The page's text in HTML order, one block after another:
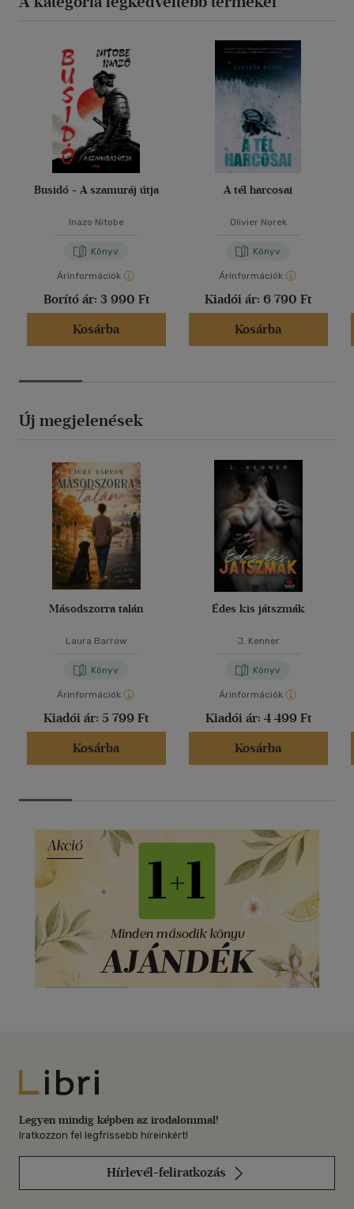
Busidó - A szamuráj útja
Inazo Nitobe
Könyv
Árinformációk
Borító ár: 3 990 Ft
Kosárba
A tél harcosai
Olivier Norek
Könyv
Árinformációk
Kiadói ár: 6 790 Ft
Kosárba
Új megjelenések
Másodszorra talán
Laura Barrow
Könyv
Árinformációk
Kiadói ár: 5 799 Ft
Kosárba
Édes kis játszmák
J. Kenner
Könyv
Árinformációk
Kiadói ár: 4 499 Ft
Kosárba
Libri
Legyen mindig képben az irodalommal!
Iratkozzon fel legfrissebb híreinkért!
Hírlevél-feliratkozás